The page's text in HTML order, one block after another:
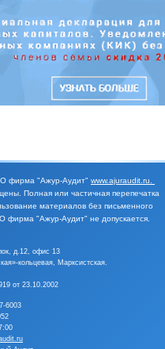
фирма "Ажур-Аудит" www.ajuraudit.ru
Полная или частичная перепечатка
материалов без письменного
фирма "Ажур-Аудит" не допускается.
д.12, офис 13
кольцевая, Марксистская.
от 23.10.2002
6003